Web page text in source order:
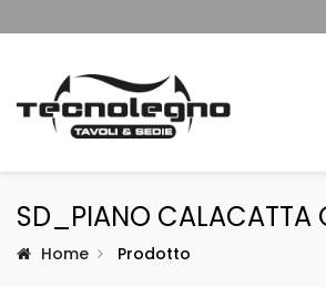
SD_PIANO CALACATTA
Home Prodotto